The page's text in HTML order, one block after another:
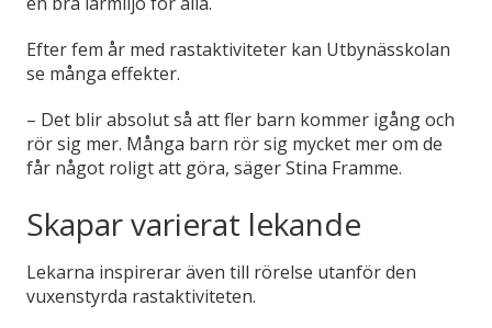
Efter fem år med rastaktiviteter kan Utbynässkolan
se många effekter.
– Det blir absolut så att fler barn kommer igång och
rör sig mer. Många barn rör sig mycket mer om de
får något roligt att göra, säger Stina Framme.
Skapar varierat lekande
Lekarna inspirerar även till rörelse utanför den
vuxenstyrda rastaktiviteten.